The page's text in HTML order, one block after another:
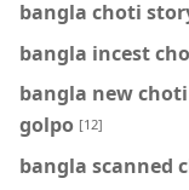
bangla choti
bangla incest
bangla new choti
golpo [12]
bangla scanned